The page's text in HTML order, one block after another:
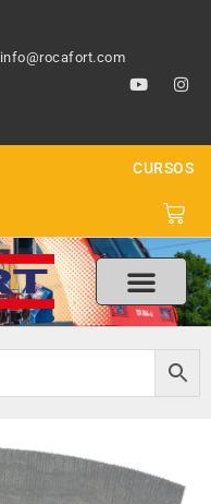
info@rocafort.com
Y
o
u
b
e
I
n
a
g
r
m
CURSOS